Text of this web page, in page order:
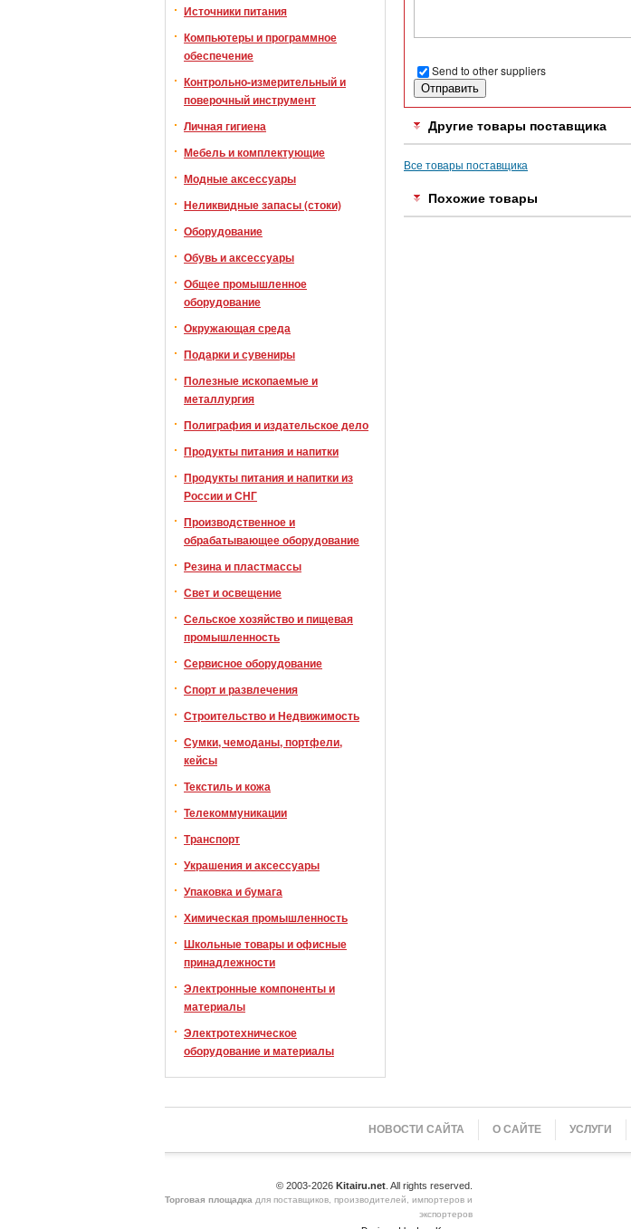
Источники питания
Компьютеры и программное
обеспечение
Контрольно-измерительный и
поверочный инструмент
Личная гигиена
Мебель и комплектующие
Модные аксессуары
Неликвидные запасы (стоки)
Оборудование
Обувь и аксессуары
Общее промышленное
оборудование
Окружающая среда
Подарки и сувениры
Полезные ископаемые и
металлургия
Полиграфия и издательское дело
Продукты питания и напитки
Продукты питания и напитки из
России и СНГ
Производственное и
обрабатывающее оборудование
Резина и пластмассы
Свет и освещение
Сельское хозяйство и пищевая
промышленность
Сервисное оборудование
Спорт и развлечения
Строительство и Недвижимость
Сумки, чемоданы, портфели,
кейсы
Текстиль и кожа
Телекоммуникации
Транспорт
Украшения и аксессуары
Упаковка и бумага
Химическая промышленность
Школьные товары и офисные
принадлежности
Электронные компоненты и
материалы
Электротехническое
оборудование и материалы
Send to other suppliers
Другие товары поставщика
Все товары поставщика
Похожие товары
НОВОСТИ САЙТА О САЙТЕ УСЛУГИ
© 2003-2026 Kitairu.net . All rights reserved.
Торговая площадка для поставщиков, производителей, импортеров и
экспортеров